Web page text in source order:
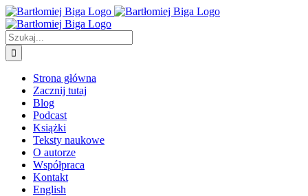
Przejdź
do
zawartości
Szukaj
Strona główna
Zacznij tutaj
Blog
Podcast
Książki
Teksty naukowe
O autorze
Współpraca
Kontakt
English